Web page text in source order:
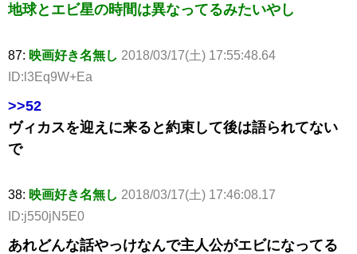
地球とエビ星の時間は異なってるみたいやし
87: 映画好き名無し 2018/03/17(土) 17:55:48.64
ID:l3Eq9W+Ea
>>52
ヴィカスを迎えに来ると約束して後は語られてない
で
38: 映画好き名無し 2018/03/17(土) 17:46:08.17
ID:j550jN5E0
あれどんな話やっけなんで主人公がエビになってる